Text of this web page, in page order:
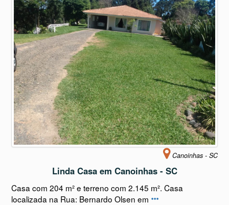
Canoinhas - SC
Linda Casa em Canoinhas - SC
Casa com 204 m² e terreno com 2.145 m². Casa
localizada na Rua: Bernardo Olsen em